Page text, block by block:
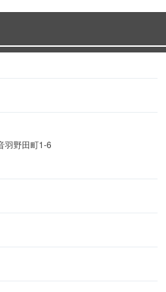
〜17:00(L.O16:00)
最終入
です。
羽野田町1-6